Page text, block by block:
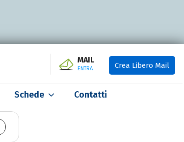
MAIL
ENTRA Crea Libero Mail
Schede Contatti